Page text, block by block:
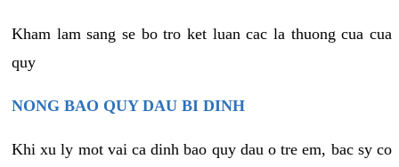
Kham lam sang se bo tro ket luan cac la thuong cua cua
quy
NONG BAO QUY DAU BI DINH
Khi xu ly mot vai ca dinh bao quy dau o tre em, bac sy co